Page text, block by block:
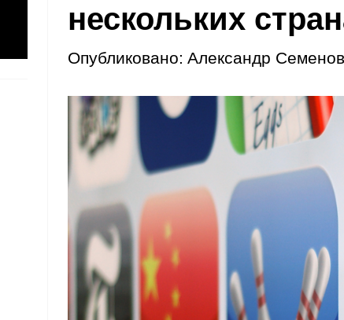
нескольких
Опубликовано: Александр Семенов